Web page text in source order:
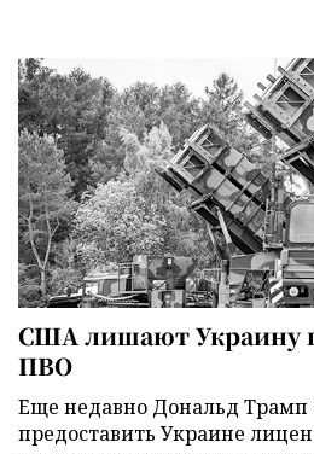
США лишают Украину
ПВО
Еще недавно Дональд Трамп
предоставить Украине